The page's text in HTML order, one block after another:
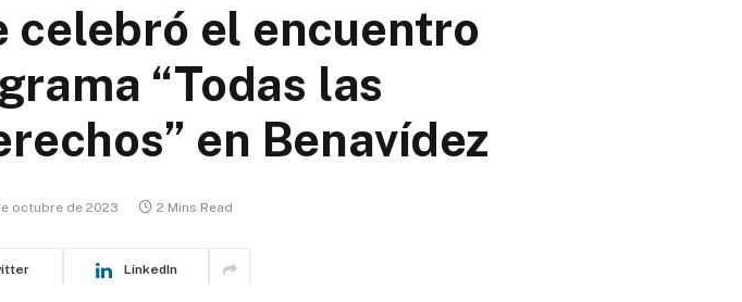
celebró el encuentro
“Todas las
en Benavídez
octubre de 2023 2 Mins Read
LinkedIn